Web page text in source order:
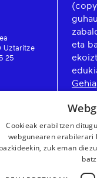
Uztaritze
25
eta
Cookieak erabiltzen
webgunearen erabilerari
bazkideekin, zuk eman